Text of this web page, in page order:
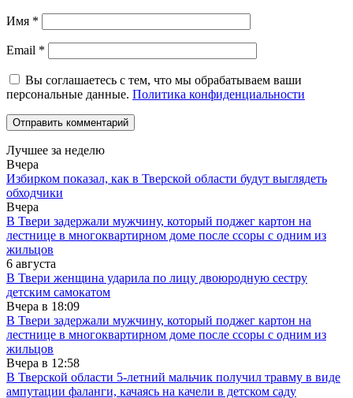
Имя *
Email *
Вы соглашаетесь с тем, что мы обрабатываем ваши
персональные данные. Политика конфиденциальности
Лучшее за неделю
Вчера
Избирком показал, как в Тверской области будут выглядеть
обходчики
Вчера
В Твери задержали мужчину, который поджег картон на
лестнице в многоквартирном доме после ссоры с одним из
жильцов
6 августа
В Твери женщина ударила по лицу двоюродную сестру
детским самокатом
Вчера в 18:09
В Твери задержали мужчину, который поджег картон на
лестнице в многоквартирном доме после ссоры с одним из
жильцов
Вчера в 12:58
В Тверской области 5-летний мальчик получил травму в виде
ампутации фаланги, качаясь на качели в детском саду